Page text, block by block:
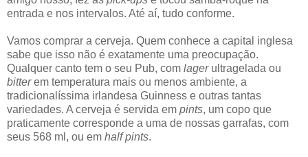
entrada e nos intervalos. Até aí, tudo conforme.
Vamos comprar a cerveja. Quem conhece a capital inglesa
sabe que isso não é exatamente uma preocupação.
Qualquer canto tem o seu Pub, com lagerultragelada ou
bitterem temperatura mais ou menos ambiente, a
tradicionalíssima irlandesa Guinness e outras tantas
variedades. A cerveja é servida em pints, um copo que
praticamente corresponde a uma de nossas garrafas, com
seus 568 ml, ou em half pints.